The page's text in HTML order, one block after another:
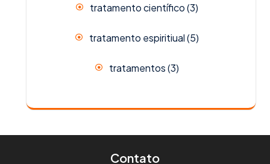
tratamento científico(3)
tratamento espiritiual(5)
tratamentos(3)
Contato